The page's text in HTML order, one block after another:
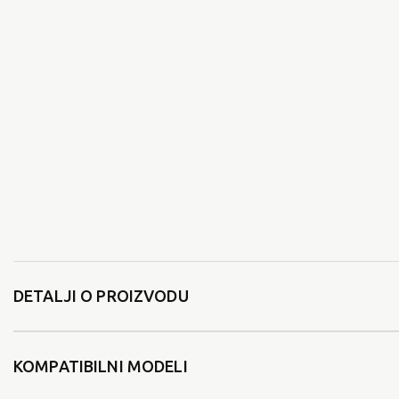
DETALJI O PROIZVODU
KOMPATIBILNI MODELI